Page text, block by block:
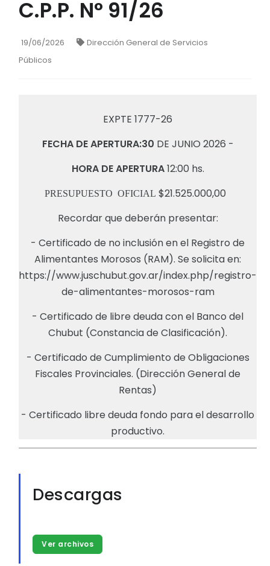
C.P.P. N° 91/26
19/06/2026
Dirección General de Servicios
Públicos
EXPTE 1777-26
FECHA DE APERTURA:30 DE JUNIO 2026 -
HORA DE APERTURA12:00 hs.
PRESUPUESTO OFICIAL $21.525.000,00
Recordar que deberán presentar:
- Certificado de no inclusión en el Registro de
Alimentantes Morosos (RAM). Se solicita en:
https://www.juschubut.gov.ar/index.php/registro-
de-alimentantes-morosos-ram
- Certificado de libre deuda con el Banco del
Chubut (Constancia de Clasificación).
- Certificado de Cumplimiento de Obligaciones
Fiscales Provinciales. (Dirección General de
Rentas)
- Certificado libre deuda fondo para el desarrollo
productivo.
Descargas
Ver archivos